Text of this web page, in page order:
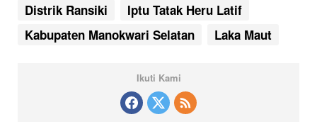
Distrik Ransiki
Iptu Tatak Heru Latif
Kabupaten Manokwari Selatan
Laka Maut
Ikuti Kami